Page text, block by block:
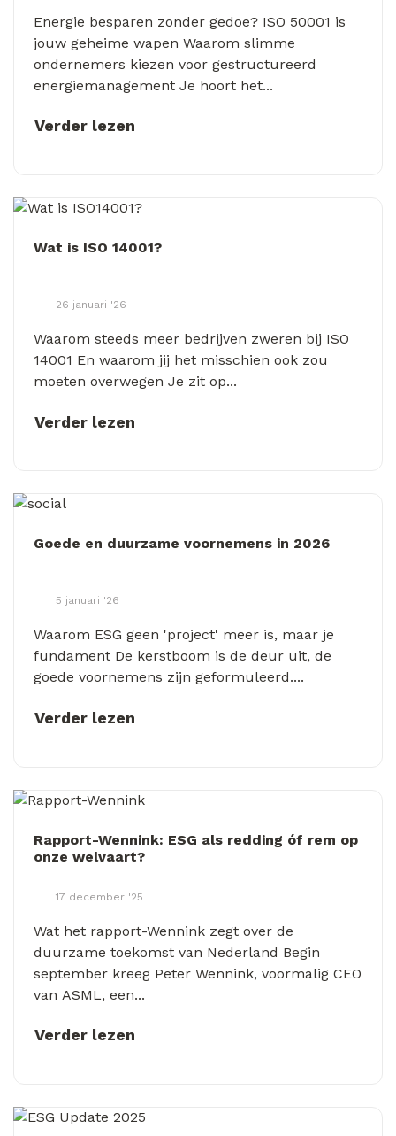
Energie besparen zonder gedoe? ISO 50001 is
jouw geheime wapen Waarom slimme
ondernemers kiezen voor gestructureerd
energiemanagement Je hoort het...
Verder lezen
Wat is ISO 14001?
26 januari '26
Waarom steeds meer bedrijven zweren bij ISO
14001 En waarom jij het misschien ook zou
moeten overwegen Je zit op...
Verder lezen
Goede en duurzame voornemens in 2026
5 januari '26
Waarom ESG geen 'project' meer is, maar je
fundament De kerstboom is de deur uit, de
goede voornemens zijn geformuleerd....
Verder lezen
Rapport-Wennink: ESG als redding óf rem op
onze welvaart?
17 december '25
Wat het rapport-Wennink zegt over de
duurzame toekomst van Nederland Begin
september kreeg Peter Wennink, voormalig CEO
van ASML, een...
Verder lezen